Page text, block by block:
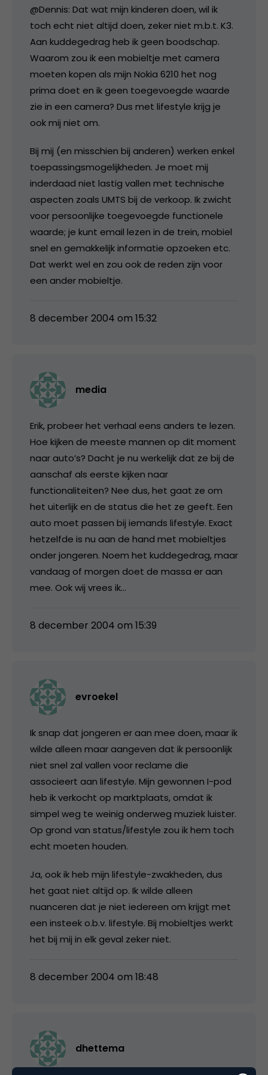
@Dennis: Dat wat mijn kinderen doen, wil ik
toch echt niet altijd doen, zeker niet m.b.t. K3.
Aan kuddegedrag heb ik geen boodschap.
Waarom zou ik een mobieltje met camera
moeten kopen als mijn Nokia 6210 het nog
prima doet en ik geen toegevoegde waarde
zie in een camera? Dus met lifestyle krijg je
ook mij niet om.
Bij mij (en misschien bij anderen) werken enkel
toepassingsmogelijkheden. Je moet mij
inderdaad niet lastig vallen met technische
aspecten zoals UMTS bij de verkoop. Ik zwicht
voor persoonlijke toegevoegde functionele
waarde; je kunt email lezen in de trein, mobiel
snel en gemakkelijk informatie opzoeken etc.
Dat werkt wel en zou ook de reden zijn voor
een ander mobieltje.
8 december 2004 om 15:32
media
Erik, probeer het verhaal eens anders te lezen.
Hoe kijken de meeste mannen op dit moment
naar auto’s? Dacht je nu werkelijk dat ze bij de
aanschaf als eerste kijken naar
functionaliteiten? Nee dus, het gaat ze om
het uiterlijk en de status die het ze geeft. Een
auto moet passen bij iemands lifestyle. Exact
hetzelfde is nu aan de hand met mobieltjes
onder jongeren. Noem het kuddegedrag, maar
vandaag of morgen doet de massa er aan
mee. Ook wij vrees ik…
8 december 2004 om 15:39
evroekel
Ik snap dat jongeren er aan mee doen, maar ik
wilde alleen maar aangeven dat ik persoonlijk
niet snel zal vallen voor reclame die
associeert aan lifestyle. Mijn gewonnen I-pod
heb ik verkocht op marktplaats, omdat ik
simpel weg te weinig onderweg muziek luister.
Op grond van status/lifestyle zou ik hem toch
echt moeten houden.
Ja, ook ik heb mijn lifestyle-zwakheden, dus
het gaat niet altijd op. Ik wilde alleen
nuanceren dat je niet iedereen om krijgt met
een insteek o.b.v. lifestyle. Bij mobieltjes werkt
het bij mij in elk geval zeker niet.
8 december 2004 om 18:48
dhettema